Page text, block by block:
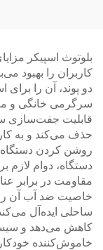
بلوتوث اسپیکر
کاربران را بهبود
دو پوند، آن را
سرگرمی خانگی و
قابلیت جفت‌سازی
حذف می‌کند و به
روشن کردن
دستگاه، دوام لازم
مقاومت در برابر
خاصیت ضد آب آن
ساحلی ایده‌آل
کاهش می‌دهد و
خاموش‌کننده